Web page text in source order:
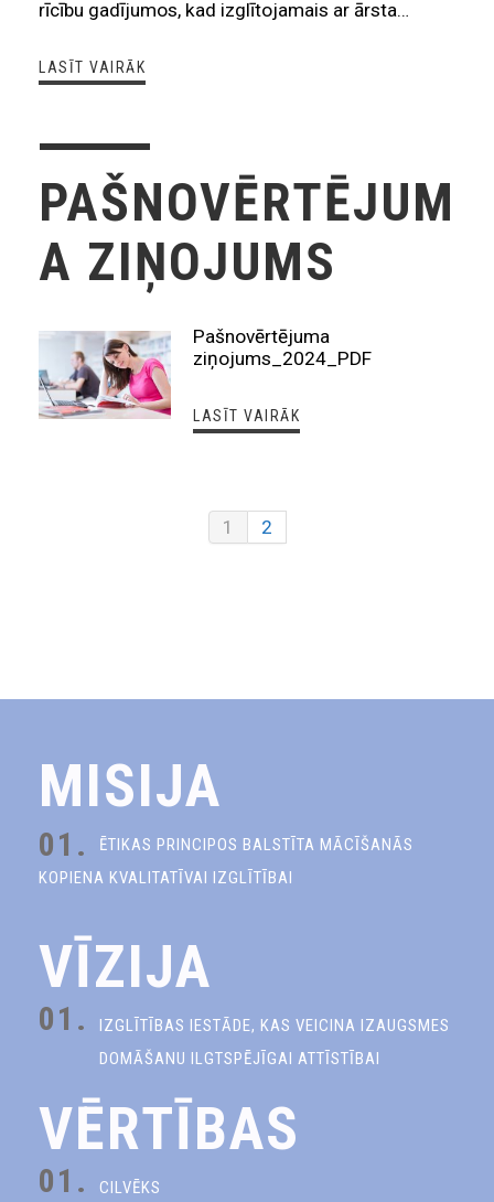
rīcību gadījumos, kad izglītojamais ar ārsta…
LASĪT VAIRĀK
PAŠNOVĒRTĒJUM
A ZIŅOJUMS
Pašnovērtējuma
ziņojums_2024_PDF
LASĪT VAIRĀK
1 2
MISIJA
01.
ĒTIKAS PRINCIPOS BALSTĪTA MĀCĪŠANĀS
KOPIENA KVALITATĪVAI IZGLĪTĪBAI
VĪZIJA
01.
IZGLĪTĪBAS IESTĀDE, KAS VEICINA IZAUGSMES
DOMĀŠANU ILGTSPĒJĪGAI ATTĪSTĪBAI
VĒRTĪBAS
01. CILVĒKS